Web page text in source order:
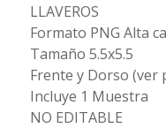
LLAVEROS
Formato PNG Alta
Tamaño 5.5x5.5
Frente y Dorso (ver
Incluye 1 Muestra
NO EDITABLE